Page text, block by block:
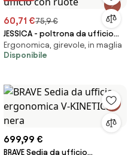
60,71 €75,9 €
JESSICA - poltrona da ufficio
con ruote
Ergonomica, girevole, in maglia
Disponibile
699,99 €
BRAVE Sedia da ufficio